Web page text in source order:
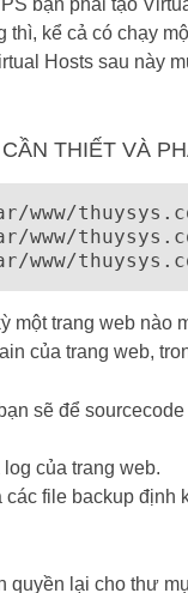
bạn phải tạo
thì, kể cả có chạy
Hosts sau này
THIẾT VÀ
www/
www/
một trang web nào
của trang web,
sẽ để
của trang web.
các file backup định
quyền lại cho thư